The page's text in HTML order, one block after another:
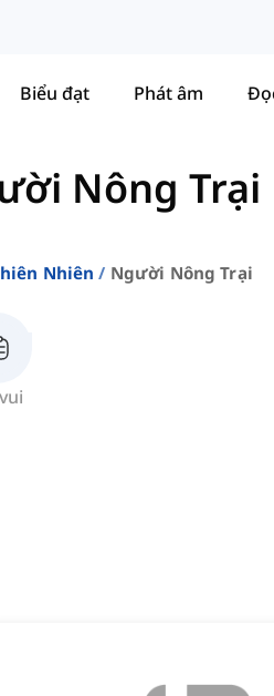
Biểu đạt Phát âm
Nông Trại
Nhiên Người Nông Trại